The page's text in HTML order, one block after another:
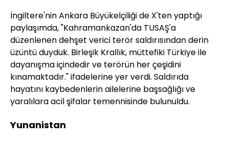
İngiltere'nin Ankara Büyükelçiliği de X'ten yaptığı
paylaşımda, "Kahramankazan'da TUSAŞ'a
düzenlenen dehşet verici terör saldırısından derin
üzüntü duyduk. Birleşik Krallık, müttefiki Türkiye ile
dayanışma içindedir ve terörün her çeşidini
kınamaktadır." ifadelerine yer verdi. Saldırıda
hayatını kaybedenlerin ailelerine başsağlığı ve
yaralılara acil şifalar temennisinde bulunuldu.
Yunanistan